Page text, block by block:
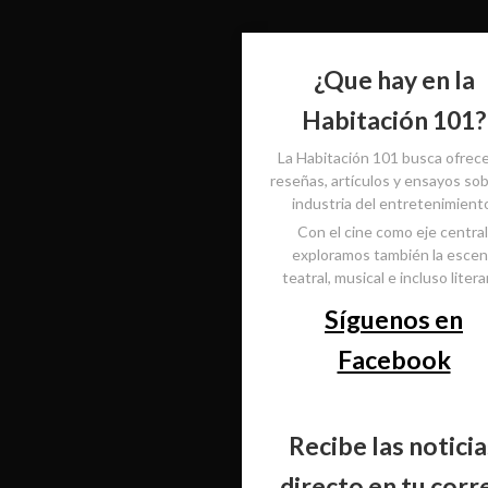
¿Que hay en la
Habitación 101?
La Habitación 101 busca
reseñas, artículos y ensayos
industria del
Con el cine como eje
exploramos también la
teatral, musical e incluso
Síguenos en
Facebook
Recibe las